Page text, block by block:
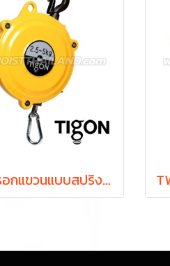
TW-5 รอกแขวนแบบสปริง ยกได้ 2.5-5.0 กก. ระยะยก 1.3 ม. "TIGON" มาตรฐานสากลจากประเทศเกาหลี